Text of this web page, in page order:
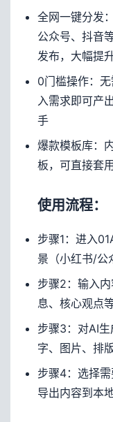
全网一键分发
公众号、抖音
发布，大幅提
0门槛操作：
入需求即可产
手
爆款模板库：
板，可直接套
使用流程：
步骤1：进入
景（小红书/公
步骤2：输入
息、核心观点
步骤3：对AI
字、图片、排
步骤4：选择
导出内容到本